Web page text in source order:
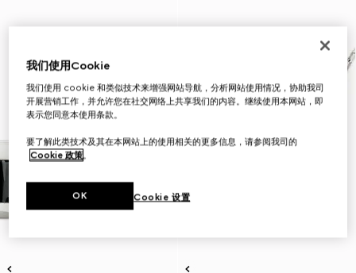
我们使用Cookie
我们使用 cookie 和类似技术来增强网站导航，分析网站使用情况，协助我司
开展营销工作，并允许您在社交网络上共享我们的内容。继续使用本网站，即
表示您同意本使用条款。
要了解此类技术及其在本网站上的使用相关的更多信息，请参阅我司的
Cookie 政策。
Cookie 设置
OK